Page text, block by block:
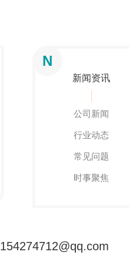
N
新闻资讯
公司新闻
行业动态
常见问题
时事聚焦
154274712@qq.com